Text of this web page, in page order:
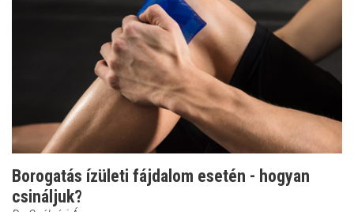
Borogatás ízületi fájdalom esetén - hogyan
csináljuk?